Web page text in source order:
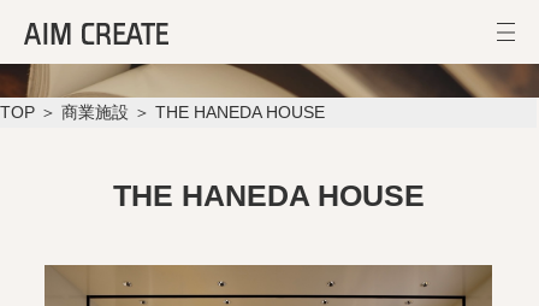
THE HANEDA HOUSE
TOP ＞ 商業施設 ＞ THE HANEDA HOUSE
THE HANEDA HOUSE